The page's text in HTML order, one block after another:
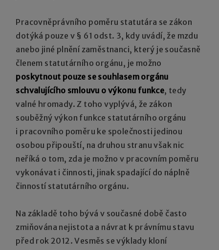
Pracovněprávního poměru statutára se zákon
dotýká pouze v § 61 odst. 3, kdy uvádí, že mzdu
anebo jiné plnění zaměstnanci, který je současně
členem statutárního orgánu, je možno
poskytnout pouze se souhlasem orgánu
schvalujícího smlouvu o výkonu funkce, tedy
valné hromady. Z toho vyplývá, že zákon
souběžný výkon funkce statutárního orgánu
i pracovního poměru ke společnosti jedinou
osobou připouští, na druhou stranu však nic
neříká o tom, zda je možno v pracovním poměru
vykonávat i činnosti, jinak spadající do náplně
činností statutárního orgánu.
Na základě toho bývá v současné době často
zmiňována nejistota a návrat k právnímu stavu
před rok 2012. Vesměs se výklady kloní